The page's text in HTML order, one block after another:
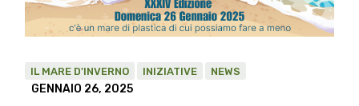
IL MARE D'INVERNO INIZIATIVE NEWS
GENNAIO 26, 2025